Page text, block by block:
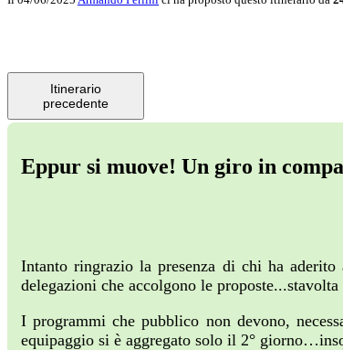
Itinerario
precedente
Eppur si muove! Un giro in
Intanto ringrazio la presenza di chi ha
delegazioni che accolgono le
I programmi che pubblico non devono,
equipaggio si è aggregato solo il 2°